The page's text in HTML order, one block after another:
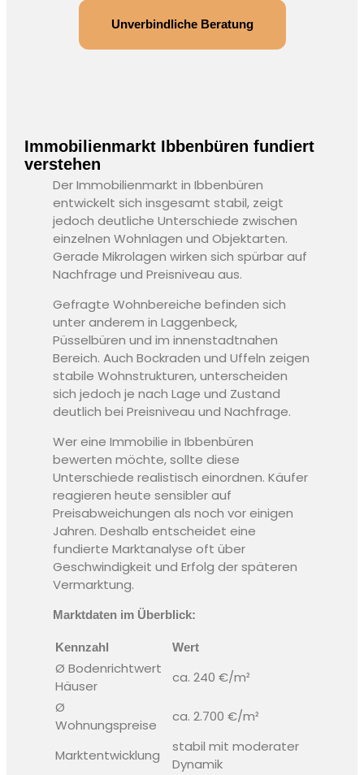
Unverbindliche Beratung
Immobilienmarkt Ibbenbüren fundiert
verstehen
Der Immobilienmarkt in Ibbenbüren
entwickelt sich insgesamt stabil, zeigt
jedoch deutliche Unterschiede zwischen
einzelnen Wohnlagen und Objektarten.
Gerade Mikrolagen wirken sich spürbar auf
Nachfrage und Preisniveau aus.
Gefragte Wohnbereiche befinden sich
unter anderem in Laggenbeck,
Püsselbüren und im innenstadtnahen
Bereich. Auch Bockraden und Uffeln zeigen
stabile Wohnstrukturen, unterscheiden
sich jedoch je nach Lage und Zustand
deutlich bei Preisniveau und Nachfrage.
Wer eine Immobilie in Ibbenbüren
bewerten möchte, sollte diese
Unterschiede realistisch einordnen. Käufer
reagieren heute sensibler auf
Preisabweichungen als noch vor einigen
Jahren. Deshalb entscheidet eine
fundierte Marktanalyse oft über
Geschwindigkeit und Erfolg der späteren
Vermarktung.
Marktdaten im Überblick:
Kennzahl Wert
Ø Bodenrichtwert
Häuser
ca. 240 €/m²
Ø
Wohnungspreise
ca. 2.700 €/m²
Marktentwicklung
stabil mit moderater
Dynamik